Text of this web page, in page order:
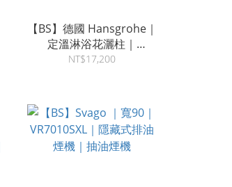
【BS】德國 Hansgrohe｜
定溫淋浴花灑柱｜
Crometta 160｜
NT$17,200